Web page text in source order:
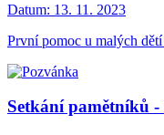
Datum: 13. 11. 2023
První pomoc u malých
Setkání pamětníků -